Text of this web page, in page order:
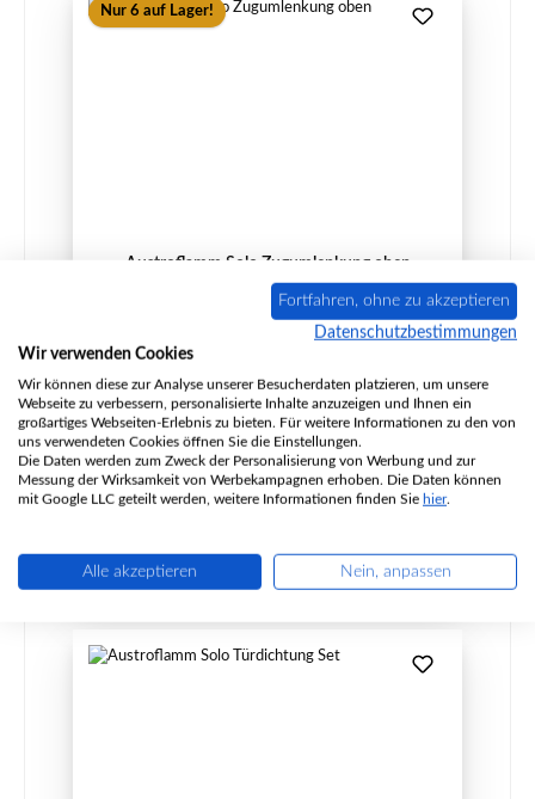
Nur 6 auf Lager!
Austroflamm Solo Zugumlenkung oben
01003783
Hersteller: Austroflamm
Regulärer Preis:
78,20 €
Details
Fortfahren, ohne zu akzeptieren
Datenschutzbestimmungen
Wir verwenden Cookies
Wir können diese zur Analyse unserer Besucherdaten platzieren, um unsere
Webseite zu verbessern, personalisierte Inhalte anzuzeigen und Ihnen ein
großartiges Webseiten-Erlebnis zu bieten. Für weitere Informationen zu den von
uns verwendeten Cookies öffnen Sie die Einstellungen.
Die Daten werden zum Zweck der Personalisierung von Werbung und zur
Messung der Wirksamkeit von Werbekampagnen erhoben. Die Daten können
mit Google LLC geteilt werden, weitere Informationen finden Sie hier.
Alle akzeptieren Nein, anpassen